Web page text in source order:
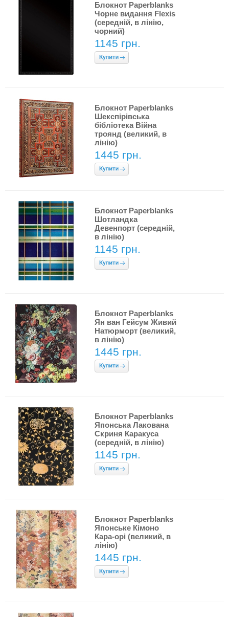
Блокнот Paperblanks
Чорне видання Flexis
(середній, в лінію,
чорний)
1145 грн.
Блокнот Paperblanks
Шекспірівська
бібліотека Війна
троянд (великий, в
лінію)
1445 грн.
Блокнот Paperblanks
Шотландка
Девенпорт (середній,
в лінію)
1145 грн.
Блокнот Paperblanks
Ян ван Гейсум Живий
Натюрморт (великий,
в лінію)
1445 грн.
Блокнот Paperblanks
Японська Лакована
Скриня Каракуса
(середній, в лінію)
1145 грн.
Блокнот Paperblanks
Японське Кімоно
Кара-орі (великий, в
лінію)
1445 грн.